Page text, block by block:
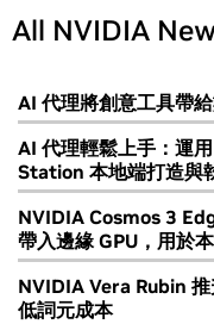
All NVIDIA
AI 代理將創意工具帶
AI 代理輕鬆上手：運
Station 本地端打造與
NVIDIA Cosmos 3
帶入邊緣 GPU，用於
NVIDIA Vera Rubin
低詞元成本